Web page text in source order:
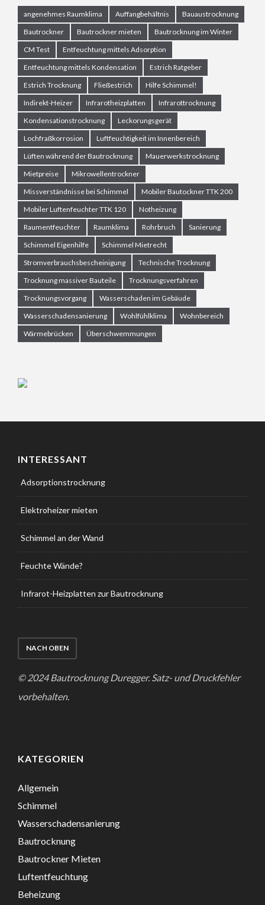
angenehmes Raumklima Auffangbehältnis
Bauaustrocknung
Bautrockner
Bautrockner mieten
Bautrocknung im Winter
CM Test
Entfeuchtung mittels Adsorption
Entfeuchtung mittels Kondensation
Estrich Ratgeber
Estrich Trocknung
Fließestrich
Hilfe Schimmel!
Indirekt-Heizer
Infrarotheizplatten
Infrarottrocknung
Kondensationstrocknung
Leckorungsgerät
Lochfraßkorrosion
Luftfeuchtigkeit im Innenbereich
Lüften während der Bautrocknung
Mauerwerkstrocknung
Mietpreise
Mikrowellentrockner
Missverständnisse bei Schimmel
Mobiler Bautockner TTK 200
Mobiler Luftenfeuchter TTK 120
Notheizung
Raumentfeuchter
Raumklima Rohrbruch
Sanierung
Schimmel Eigenhilfe
Schimmel Mietrecht
Stromverbrauchsbescheinigung
Technische Trocknung
Trocknung massiver Bauteile
Trocknungsverfahren
Trocknungsvorgang
Wasserschaden im Gebäude
Wasserschadensanierung
Wohlfühlklima
Wohnbereich
Wärmebrücken
Überschwemmungen
INTERESSANT
Adsorptionstrocknung
Elektroheizer mieten
Schimmel an der Wand
Feuchte Wände?
Infrarot-Heizplatten zur Bautrocknung
NACH OBEN
© 2024 Bautrocknung Duregger. Satz- und Druckfehler
vorbehalten.
KATEGORIEN
Allgemein
Schimmel
Wasserschadensanierung
Bautrocknung
Bautrockner Mieten
Luftentfeuchtung
Beheizung